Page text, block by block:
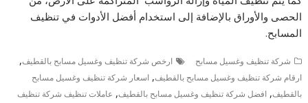
الحصى والأوراق بالإضافة إلى استخدام أفضل الأدوات في تنظيف
المسابح.
شركة تنظيف وغسيل مسابح ارخص شركة تنظيف وغسيل مسابح بالقطيف,
ارقام شركة تنظيف وغسيل مسابح بالقطيف,اسعار شركة تنظيف وغسيل مسابح
بالقطيف,افضل شركة تنظيف وغسيل مسابح بالقطيف, عاملات تنظيف شركة تنظيف